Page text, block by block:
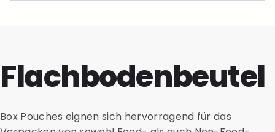
Flachbodenbeutel
Box Pouches eignen sich hervorragend für das